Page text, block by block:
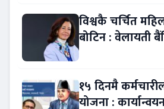
विश्वकै चर्चित
बोटिन : वेलायती
१५ दिनमै
योजना :